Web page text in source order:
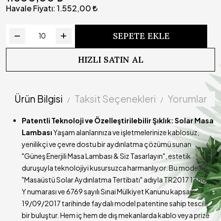
Süresi
Yazılımlı devre sayesinde kademeli olarak ışık gücü
azalmaktadır
Ürünümüzün kargoya teslim süresi 3-5 iş günüdür
Havale Fiyatı:1.552,00
SEPETE EKLE
HIZLI SATIN AL
Ürün Bilgisi Taksit Seçenekleri Yorumlar
Patentli Teknoloji ve Özelleştirilebilir Şıklık: Solar Masa
LambasıYaşam alanlarınıza ve işletmelerinize kablosuz,
yenilikçi ve çevre dostu bir aydınlatma çözümü sunan
"Güneş Enerjili Masa Lambası & Siz Tasarlayın", estetik
duruşuyla teknolojiyi kusursuzca harmanlıyor. Bu modelimiz,
"Masaüstü Solar Aydınlatma Tertibatı" adıyla TR2017 13886
Y numarası ve 6769 sayılı Sınai Mülkiyet Kanunu kapsamında
19/09/2017 tarihinde faydalı model patentine sahip tescilli
bir buluştur. Hem iç hem de dış mekanlarda kablo veya prize